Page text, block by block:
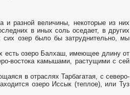
и разной величины, некоторые из них
в иных соль оседает, в других
сих озер было бы затруднительно, мы
есть озеро Балхаш, имеющее длину от
востока камышами, растущими с сей
в отраслях Тарбагатая, с северо-
озеро Иссык (теплое), или Туз